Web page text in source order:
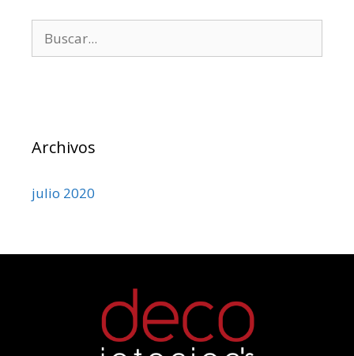
Archivos
julio 2020